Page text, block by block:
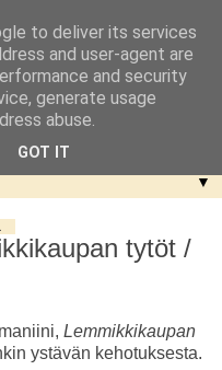
▼
tytöt /
Lemmikkikaupan
ystävän kehotuksesta.
to deliver its services
and user-agent are
and security
generate usage
abuse.
GOT IT